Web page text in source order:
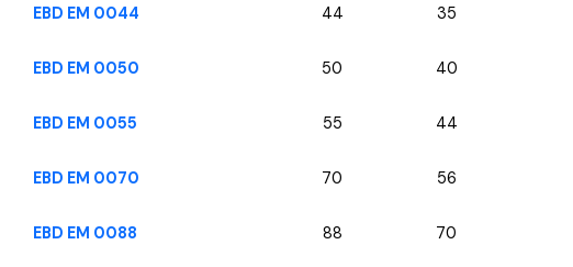
EBD EM 0044 44 35
EBD EM 0050 50 40
EBD EM 0055 55 44
EBD EM 0070 70 56
EBD EM 0088 88 70